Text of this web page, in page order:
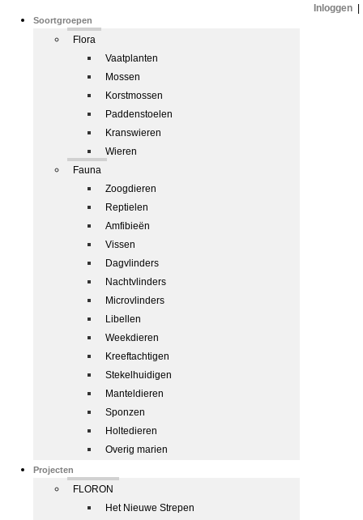
Soortgroepen
Flora
Vaatplanten
Mossen
Korstmossen
Paddenstoelen
Kranswieren
Wieren
Fauna
Zoogdieren
Reptielen
Amfibieën
Vissen
Dagvlinders
Nachtvlinders
Microvlinders
Libellen
Weekdieren
Kreeftachtigen
Stekelhuidigen
Manteldieren
Sponzen
Holtedieren
Overig marien
Projecten
FLORON
Het Nieuwe Strepen
Inloggen